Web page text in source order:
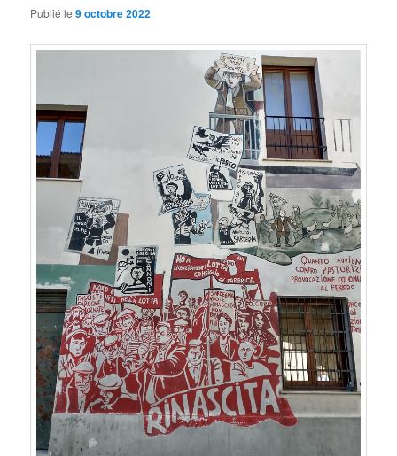
Publié le9 octobre 2022